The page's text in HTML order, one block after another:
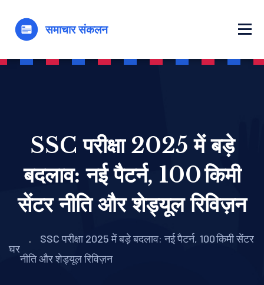
SSC परीक्षा 2025 में बड़े
बदलाव: नई पैटर्न, 100 किमी
सेंटर नीति और शेड्यूल रिविज़न
घर
SSC परीक्षा 2025 में बड़े बदलाव: नई पैटर्न, 100 किमी सेंटर
नीति और शेड्यूल रिविज़न